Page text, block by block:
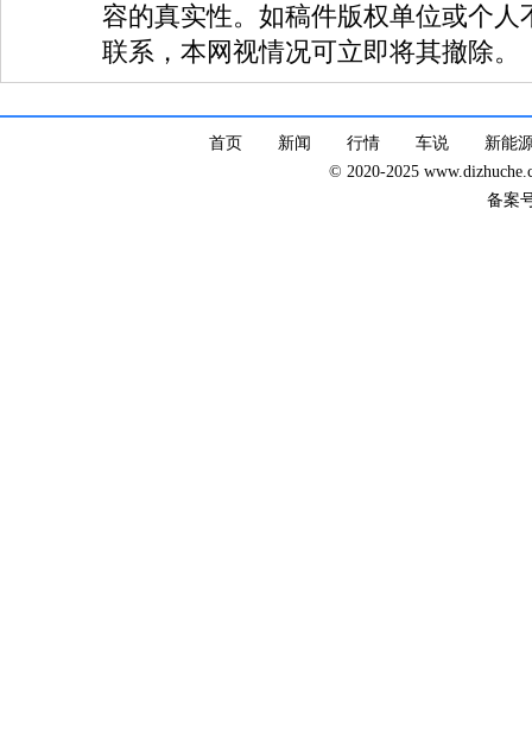
容的真实性。如稿件版权单位或个
联系，本网视情况可立即将其撤除。
首页 新闻 行情 车说
新能
© 2020-2025
备案